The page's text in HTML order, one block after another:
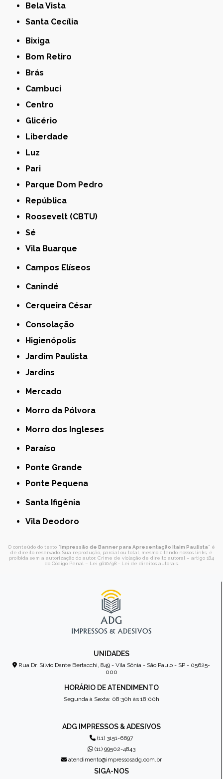
Bela Vista
Santa Cecília
Bixiga
Bom Retiro
Brás
Cambuci
Centro
Glicério
Liberdade
Luz
Pari
Parque Dom Pedro
República
Roosevelt (CBTU)
Sé
Vila Buarque
Campos Elíseos
Canindé
Cerqueira César
Consolação
Higienópolis
Jardim Paulista
Jardins
Mercado
Morro da Pólvora
Morro dos Ingleses
Paraíso
Ponte Grande
Ponte Pequena
Santa Ifigênia
Vila Deodoro
O conteúdo do texto "Impressão de Banner para Apresentação Itaim Paulista" é
de direito reservado. Sua reprodução, parcial ou total, mesmo citando nossos links, é
proibida sem a autorização do autor. Crime de violação de direito autoral – artigo 184
do Código Penal – Lei 9610/98 - Lei de direitos autorais.
UNIDADES
Rua Dr. Sílvio Dante Bertacchi, 849 - Vila Sônia - São Paulo - SP - 05625-
000
HORÁRIO DE ATENDIMENTO
Segunda à Sexta: 08:30h às 18:00h
ADG IMPRESSOS & ADESIVOS
(11) 3151-6697
(11) 99502-4843
atendimento@impressosadg.com.br
SIGA-NOS